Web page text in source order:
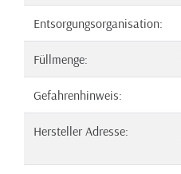
Entsorgungsorganisation:
Füllmenge:
Gefahrenhinweis:
Hersteller Adresse: